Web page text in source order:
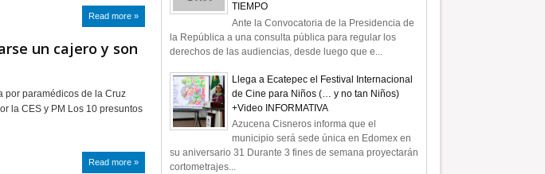
Read more »
un cajero y son
por paramédicos de la Cruz
la CES y PM Los 10 presuntos
Read more »
TIEMPO
Ante la Convocatoria de la Presidencia de
la República a una consulta pública para regular los
derechos de las audiencias, desde luego que e...
Llega a Ecatepec el Festival Internacional
de Cine para Niños (… y no tan Niños)
+Video INFORMATIVA
Azucena Cisneros informa que el
municipio será sede única en Edomex en
su aniversario 31 Durante 3 fines de semana proyectarán
cortometrajes...